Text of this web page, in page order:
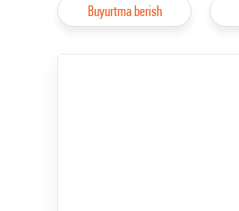
Buyurtma berish